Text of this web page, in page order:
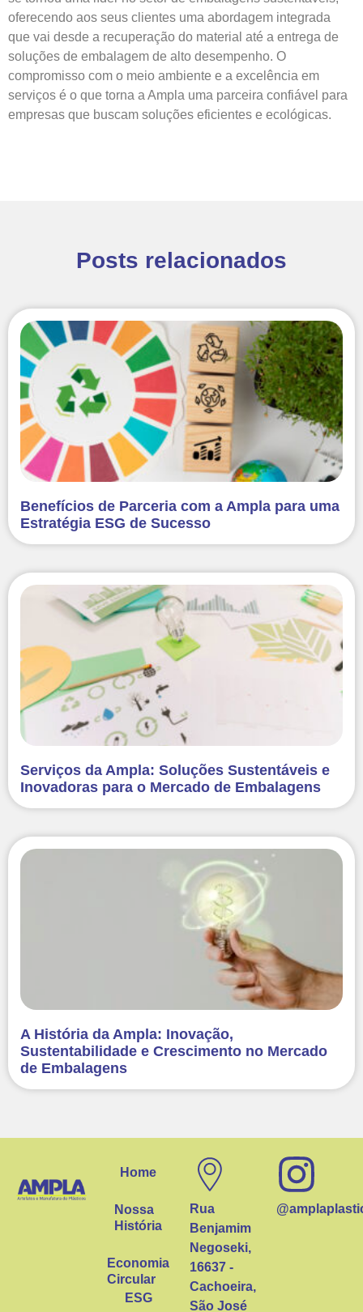
oferecendo aos seus clientes uma abordagem integrada
que vai desde a recuperação do material até a entrega de
soluções de embalagem de alto desempenho. O
compromisso com o meio ambiente e a excelência em
serviços é o que torna a Ampla uma parceira confiável para
empresas que buscam soluções eficientes e ecológicas.
Posts relacionados
Benefícios de Parceria com a Ampla para uma
Estratégia ESG de Sucesso
Serviços da Ampla: Soluções Sustentáveis e
Inovadoras para o Mercado de Embalagens
A História da Ampla: Inovação,
Sustentabilidade e Crescimento no Mercado
de Embalagens
Home
Nossa
História
Economia
Circular
ESG
Rua
Benjamim
Negoseki,
16637 -
Cachoeira,
São José